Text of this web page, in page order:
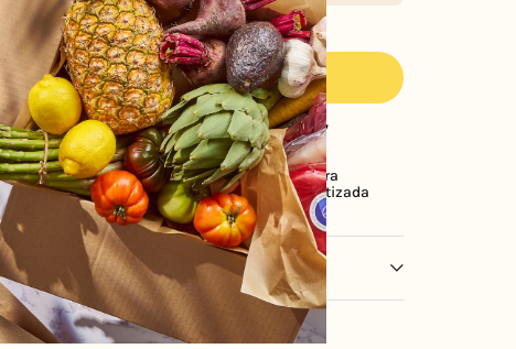
¡Compra ahora y recibe mañana mismo!
AGREGAR A CARRITO
con
desde 1982
Cobertura en
CDMX y EDOMEX
Compra
Garantizada
sin gluten, jarabe de arce, coco, aceite de coco,
moreno, moras azules (moras azules, azúcar, aceite de